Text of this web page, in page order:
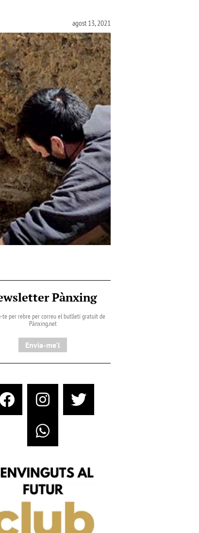
agost 13, 2021
Pànxing
te per rebre per correu el butlletí gratuït de
Pànxing.net​
Envia-me'l